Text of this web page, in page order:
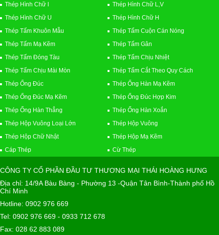
Thép Hình Chữ I
Thép Hình Chữ L,V
Thép Hình Chữ U
Thép Hình Chữ H
Thép Tấm Khuôn Mẫu
Thép Tấm Cuộn Cán Nóng
Thép Tấm Mạ Kẽm
Thép Tấm Gân
Thép Tấm Đóng Tàu
Thép Tấm Chịu Nhiệt
Thép Tấm Chịu Mài Mòn
Thép Tấm Cắt Theo Quy Cách
Thép Ống Đúc
Thép Ống Hàn Mạ Kẽm
Thép Ống Đúc Mạ Kẽm
Thép Ống Đúc Hợp Kim
Thép Ống Hàn Thẳng
Thép Ống Hàn Xoắn
Thép Hộp Vuông Loại Lớn
Thép Hộp Vuông
Thép Hộp Chữ Nhật
Thép Hộp Mạ Kẽm
Cáp Thép
Cừ Thép
CÔNG TY CỔ PHẦN ĐẦU TƯ THƯƠNG MẠI THÁI HOÀNG HƯNG
Địa chỉ: 14/9A Bàu Bàng - Phường 13 -Quận Tân Bình-Thành phố Hồ
Chí Minh
Hotline: 0902 976 669
Tel: 0902 976 669 - 0933 712 678
Fax: 028 62 883 089